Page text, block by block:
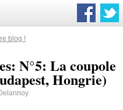
blog !
N°5: La coupole
Hongrie)